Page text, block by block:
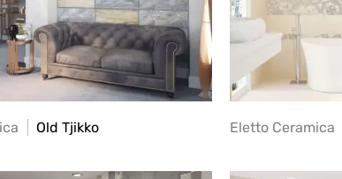
Old Tjikko Eletto Ceramica